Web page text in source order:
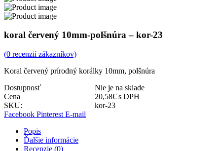
koral červený 10mm-polšnúra – kor-23
(0 recenzií zákazníkov)
Koral červený prírodný korálky 10mm, polšnúra
Dostupnosť
Nie je na sklade
Cena
20,58€ s DPH
SKU:
kor-23
Facebook Pinterest E-mail
Popis
Ďalšie informácie
Recenzie (0)